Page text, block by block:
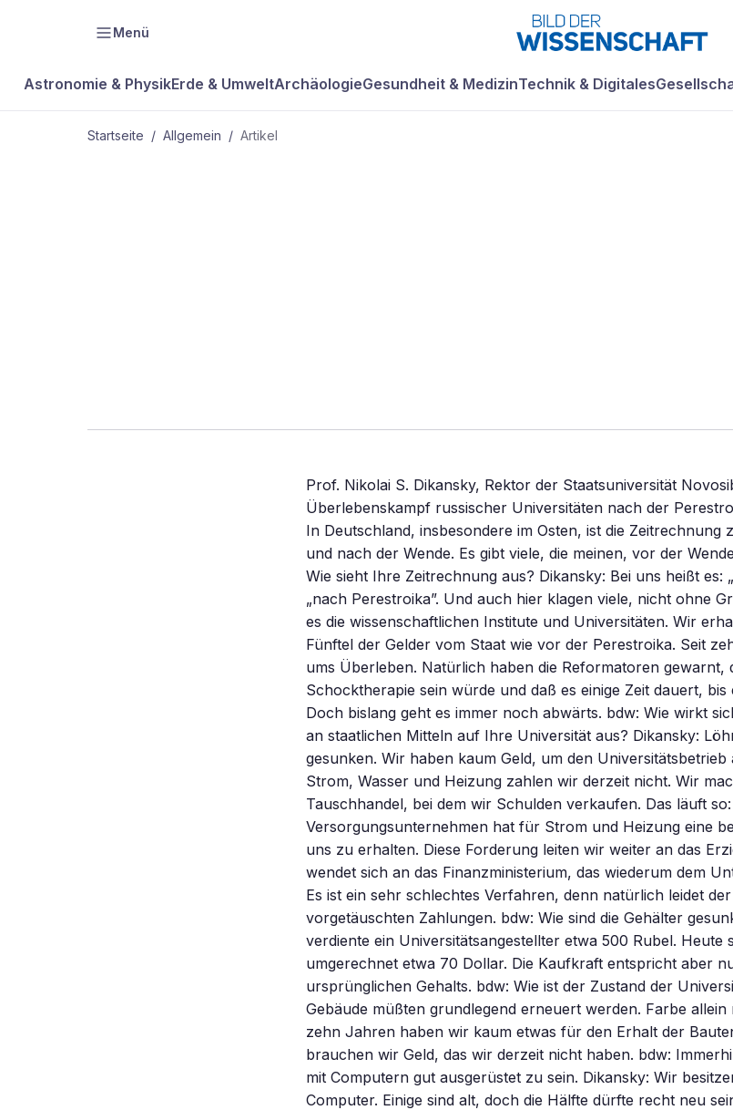
Menü
Astronomie & PhysikErde & UmweltArchäologieGesundheit & MedizinTechnik & Digitales
Startseite / Allgemein / Artikel
Prof. Nikolai S. Dikansky, Rektor der Staatsuniversität
Überlebenskampf russischer Universitäten nach der
In Deutschland, insbesondere im Osten, ist die Zeitrechnung
und nach der Wende. Es gibt viele, die meinen, vor der
Wie sieht Ihre Zeitrechnung aus? Dikansky: Bei uns heißt es:
„nach Perestroika”. Und auch hier klagen viele, nicht ohne
es die wissenschaftlichen Institute und Universitäten. Wir
Fünftel der Gelder vom Staat wie vor der Perestroika. Seit
ums Überleben. Natürlich haben die Reformatoren gewarnt,
Schocktherapie sein würde und daß es einige Zeit dauert,
Doch bislang geht es immer noch abwärts. bdw: Wie wirkt
an staatlichen Mitteln auf Ihre Universität aus? Dikansky:
gesunken. Wir haben kaum Geld, um den
Strom, Wasser und Heizung zahlen wir derzeit nicht. Wir
Tauschhandel, bei dem wir Schulden verkaufen. Das läuft so:
Versorgungsunternehmen hat für Strom und Heizung eine
uns zu erhalten. Diese Forderung leiten wir weiter an das
wendet sich an das Finanzministerium, das wiederum dem
Es ist ein sehr schlechtes Verfahren, denn natürlich leidet
vorgetäuschten Zahlungen. bdw: Wie sind die Gehälter
verdiente ein Universitätsangestellter etwa 500 Rubel. Heute
umgerechnet etwa 70 Dollar. Die Kaufkraft entspricht aber
ursprünglichen Gehalts. bdw: Wie ist der Zustand der
Gebäude müßten grundlegend erneuert werden. Farbe
zehn Jahren haben wir kaum etwas für den Erhalt der
brauchen wir Geld, das wir derzeit nicht haben. bdw:
mit Computern gut ausgerüstet zu sein. Dikansky: Wir
Computer. Einige sind alt, doch die Hälfte dürfte recht neu